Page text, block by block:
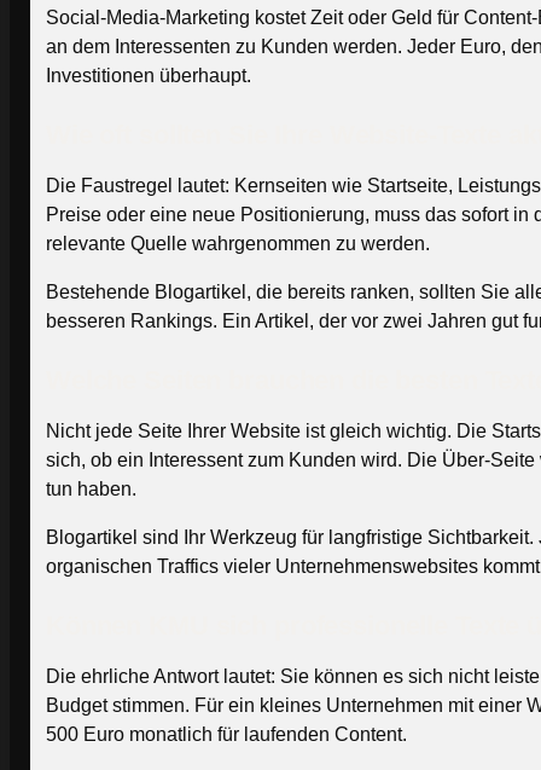
Social-Media-Marketing kostet Zeit oder Geld für
an dem Interessenten zu Kunden werden. Jeder Euro,
Investitionen überhaupt.
Die Faustregel lautet: Kernseiten wie Startseite,
Preise oder eine neue Positionierung, muss das sofort
relevante Quelle wahrgenommen zu werden.
Bestehende Blogartikel, die bereits ranken, sollten Sie
besseren Rankings. Ein Artikel, der vor zwei Jahren gut
Nicht jede Seite Ihrer Website ist gleich wichtig. Die
sich, ob ein Interessent zum Kunden wird. Die Über-
tun haben.
Blogartikel sind Ihr Werkzeug für langfristige
organischen Traffics vieler Unternehmenswebsites
Die ehrliche Antwort lautet: Sie können es sich nicht
Budget stimmen. Für ein kleines Unternehmen mit einer
500 Euro monatlich für laufenden Content.